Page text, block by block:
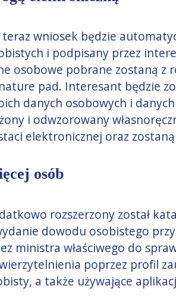
teraz wniosek będzie
i podpisany przez
osobowe pobrane zostaną z
pad. Interesant będzie
danych osobowych i
i odwzorowany
elektronicznej oraz
osób
rozszerzony został
dowodu osobistego
ministra właściwego do
poprzez profil
a także używające